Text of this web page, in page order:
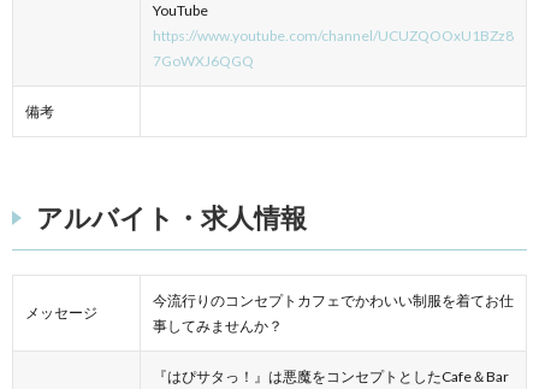
YouTube
https://www.youtube.com/channel/UCUZQOOxU1BZz8
7GoWXJ6QGQ
備考
アルバイト・求人情報
メッセージ
今流行りのコンセプトカフェでかわいい制服を着てお仕
事してみませんか？
『はぴサタっ！』は悪魔をコンセプトとしたCafe＆Bar